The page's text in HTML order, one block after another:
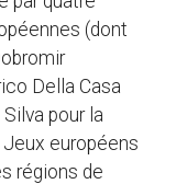
(dont
Della Casa
pour la
européens
régions de